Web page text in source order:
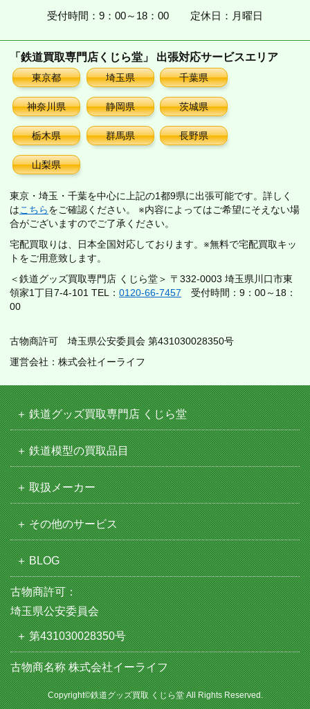
受付時間：9：00～18：00 定休日：月曜日
「鉄道買取専門店くじら堂」 出張対応サービスエリア
東京都 埼玉県 千葉県
神奈川県 静岡県 茨城県
栃木県 群馬県 長野県
山梨県
東京・埼玉・千葉を中心に上記の1都9県に出張可能です。詳しく
はこちらをご確認ください。 ※内容によってはご希望にそえない場
合がございますのでご了承ください。
宅配買取りは、日本全国対応しております。※無料で宅配買取キッ
トをご用意致します。
＜鉄道グッズ買取専門店 くじら堂＞ 〒332-0003 埼玉県川口市東
領家1丁目7-4-101 TEL： 0120-66-7457 受付時間：9：00～18：
00
古物商許可 埼玉県公安委員会 第431030028350号
運営会社：株式会社イーライフ
鉄道グッズ買取専門店 くじら堂
鉄道模型の買取品目
取扱メーカー
その他のサービス
BLOG
古物商許可：
埼玉県公安委員会
第431030028350号
古物商名称 株式会社イーライフ
Copyright©鉄道グッズ買取 くじら堂 All Rights Reserved.